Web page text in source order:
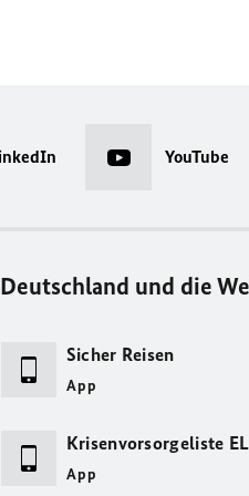
YouTube
Deutschland und die
Sicher Reisen
App
Krisenvorsorgeliste
App